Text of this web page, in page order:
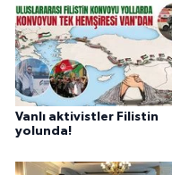
Vanlı aktivistler Filistin
yolunda!